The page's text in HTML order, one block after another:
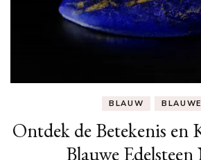
BLAUW BLAUWE
Ontdek de Betekenis en
Blauwe